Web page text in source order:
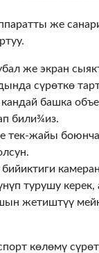
же
же экран
сүрөткө
башка
били¾из.
тек-жайы боюнча
турушу керек,
жетиштүү
көлөмү